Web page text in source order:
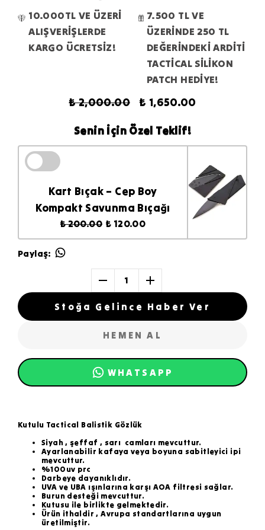
10.000TL VE ÜZERİ
ALIŞVERİŞLERDE
KARGO ÜCRETSİZ!
7.500 TL VE
ÜZERİNDE 250 TL
DEĞERİNDEKİ ARDİTİ
TACTİCAL SİLİKON
PATCH HEDİYE!
₺ 2,000.00 ₺ 1,650.00
Senin İçin Özel Teklif!
Kart Bıçak – Cep Boy
Kompakt Savunma Bıçağı
₺ 200.00 ₺ 120.00
Paylaş:
1
Stoğa Gelince Haber Ver
HEMEN AL
WHATSAPP
Kutulu Tactical Balistik Gözlük
Siyah , şeffaf , sarı camları mevcuttur.
Ayarlanabilir kafaya veya boyuna sabitleyici ipi
mevcuttur.
%100uv prc
Darbeye dayanıklıdır.
UVA ve UBA ışınlarına karşı AOA filtresi sağlar.
Burun desteği mevcuttur.
Kutusu ile birlikte gelmektedir.
Ürün ithaldir , Avrupa standartlarına uygun
üretilmiştir.